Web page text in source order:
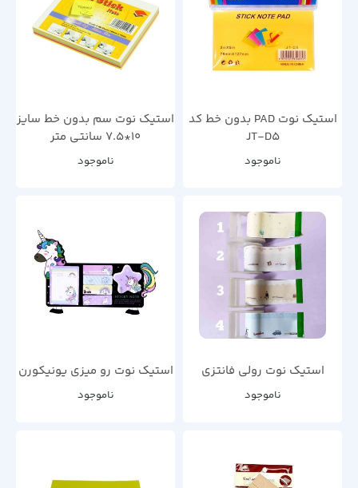
استیک نوت PAD بدون خط کد
JT-D5
ناموجود
استیک نوت سم بدون خط سایز
10*7.5 سانتی متر
ناموجود
استیک نوت رولی فانتزی
ناموجود
استیک نوت رو میزی یونیکورن
ناموجود